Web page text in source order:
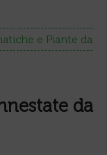
e Piante da
da